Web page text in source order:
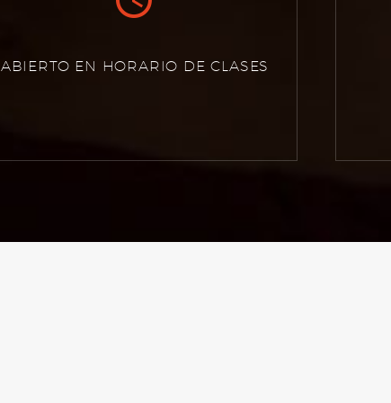
ABIERTO EN HORARIO DE CLASES